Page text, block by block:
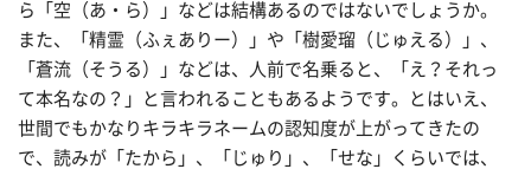
ら「空（あ・ら）」などは結構あるのではないでしょうか。
また、「精霊（ふぇありー）」や「樹愛瑠（じゅえる）」、
「蒼流（そうる）」などは、人前で名乗ると、「え？それっ
て本名なの？」と言われることもあるようです。とはいえ、
世間でもかなりキラキラネームの認知度が上がってきたの
で、読みが「たから」、「じゅり」、「せな」くらいでは、